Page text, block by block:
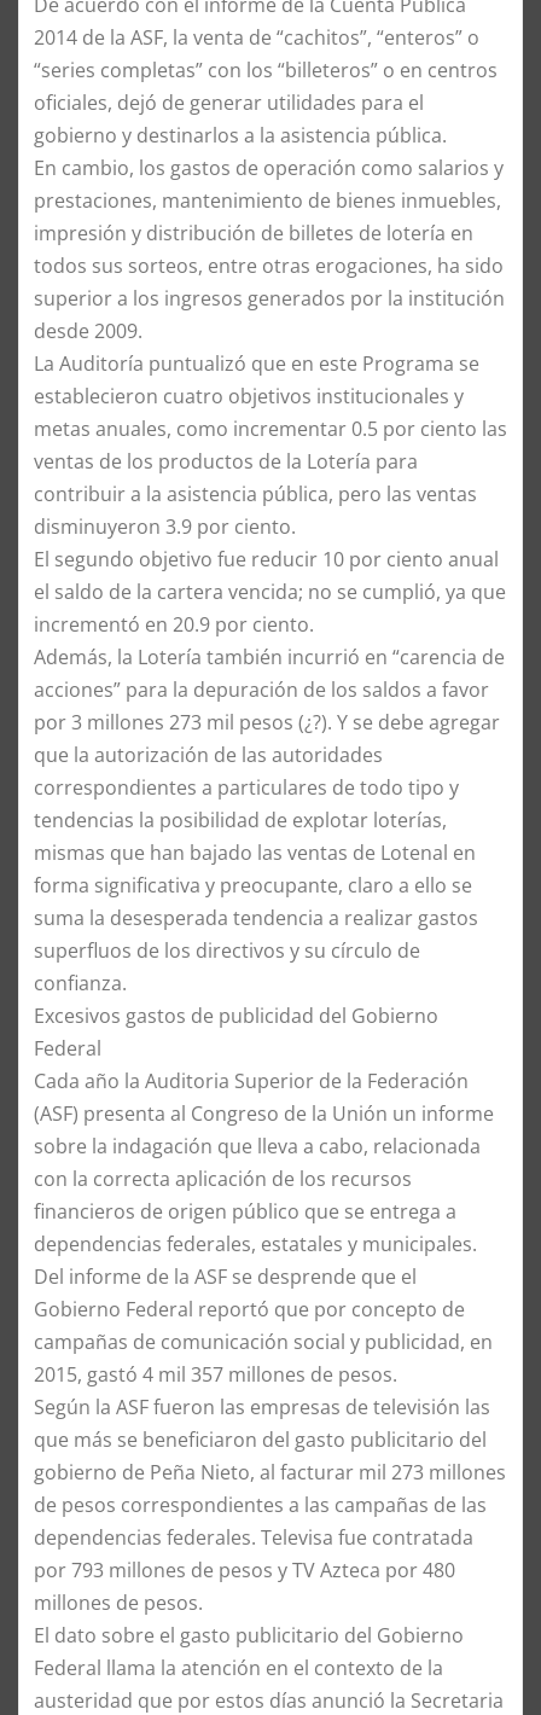
2014 de la ASF, la venta de “cachitos”, “enteros” o
“series completas” con los “billeteros” o en centros
oficiales, dejó de generar utilidades para el
gobierno y destinarlos a la asistencia pública.
En cambio, los gastos de operación como salarios y
prestaciones, mantenimiento de bienes inmuebles,
impresión y distribución de billetes de lotería en
todos sus sorteos, entre otras erogaciones, ha sido
superior a los ingresos generados por la institución
desde 2009.
La Auditoría puntualizó que en este Programa se
establecieron cuatro objetivos institucionales y
metas anuales, como incrementar 0.5 por ciento las
ventas de los productos de la Lotería para
contribuir a la asistencia pública, pero las ventas
disminuyeron 3.9 por ciento.
El segundo objetivo fue reducir 10 por ciento anual
el saldo de la cartera vencida; no se cumplió, ya que
incrementó en 20.9 por ciento.
Además, la Lotería también incurrió en “carencia de
acciones” para la depuración de los saldos a favor
por 3 millones 273 mil pesos (¿?). Y se debe agregar
que la autorización de las autoridades
correspondientes a particulares de todo tipo y
tendencias la posibilidad de explotar loterías,
mismas que han bajado las ventas de Lotenal en
forma significativa y preocupante, claro a ello se
suma la desesperada tendencia a realizar gastos
superfluos de los directivos y su círculo de
confianza.
Excesivos gastos de publicidad del Gobierno
Federal
Cada año la Auditoria Superior de la Federación
(ASF) presenta al Congreso de la Unión un informe
sobre la indagación que lleva a cabo, relacionada
con la correcta aplicación de los recursos
financieros de origen público que se entrega a
dependencias federales, estatales y municipales.
Del informe de la ASF se desprende que el
Gobierno Federal reportó que por concepto de
campañas de comunicación social y publicidad, en
2015, gastó 4 mil 357 millones de pesos.
Según la ASF fueron las empresas de televisión las
que más se beneficiaron del gasto publicitario del
gobierno de Peña Nieto, al facturar mil 273 millones
de pesos correspondientes a las campañas de las
dependencias federales. Televisa fue contratada
por 793 millones de pesos y TV Azteca por 480
millones de pesos.
El dato sobre el gasto publicitario del Gobierno
Federal llama la atención en el contexto de la
austeridad que por estos días anunció la Secretaria